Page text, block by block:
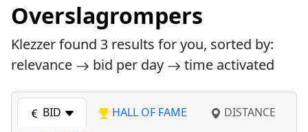
Overslagrompers
Klezzer found 3 results for you, sorted by:
relevance
bid per day time activated
BID HALL OF FAME
DISTANCE